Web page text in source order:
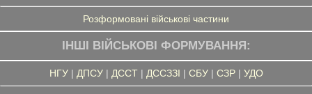
Розформовані військові частини
ІНШІ ВІЙСЬКОВІ ФОРМУВАННЯ:
НГУ| ДПСУ| ДССТ| ДССЗЗІ | СБУ| СЗР| УДО